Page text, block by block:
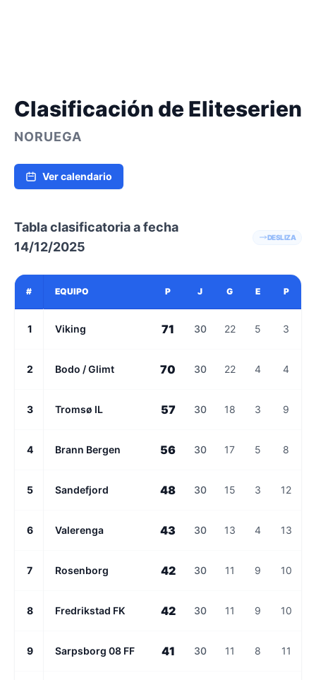
Clasificación de Eliteserien
NORUEGA
Ver calendario
Tabla clasificatoria a fecha
14/12/2025
DESLIZA
# EQUIPO P J G E P
1 Viking 71 30 22 5 3
2 Bodo / Glimt 70 30 22 4 4
3 Tromsø IL 57 30 18 3 9
4 Brann Bergen 56 30 17 5 8
5 Sandefjord 48 30 15 3 12
6 Valerenga 43 30 13 4 13
7 Rosenborg 42 30 11 9 10
8 Fredrikstad FK 42 30 11 9 10
9 Sarpsborg 08 FF 41 30 11 8 11